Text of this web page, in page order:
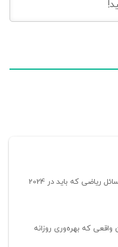
12 هوش مصنوعی حل مسائل ریاضی که باید در 2024
واقعی که بهره‌وری روزانه